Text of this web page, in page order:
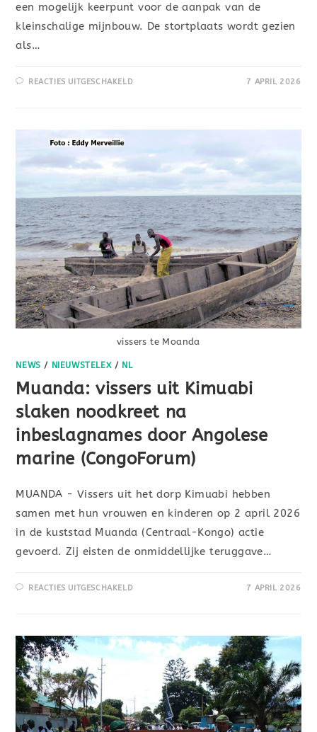
een mogelijk keerpunt voor de aanpak van de
kleinschalige mijnbouw. De stortplaats wordt gezien
als…
REACTIES UITGESCHAKELD 7 APRIL 2026
vissers te Moanda
NEWS / NIEUWSTELEX/ NL
Muanda: vissers uit Kimuabi
slaken noodkreet na
inbeslagnames door Angolese
marine (CongoForum)
MUANDA - Vissers uit het dorp Kimuabi hebben
samen met hun vrouwen en kinderen op 2 april 2026
in de kuststad Muanda (Centraal-Kongo) actie
gevoerd. Zij eisten de onmiddellijke teruggave…
REACTIES UITGESCHAKELD 7 APRIL 2026